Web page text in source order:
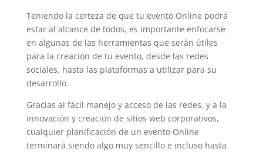
Teniendo la certeza de que tu evento Online podrá
estar al alcance de todos, es importante enfocarse
en algunas de las herramientas que serán útiles
para la creación de tu evento, desde las redes
sociales, hasta las plataformas a utilizar para su
desarrollo.
Gracias al fácil manejo y acceso de las redes, y a la
innovación y creación de sitios web corporativos,
cualquier planificación de un evento Online
terminará siendo algo muy sencillo e incluso hasta